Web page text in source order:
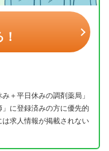
＋平日休みの調剤薬局」
に登録済みの方に優先的
求人情報が掲載されない